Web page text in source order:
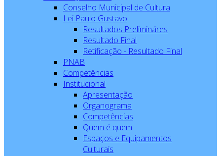
Conselho Municipal de Cultura
Lei Paulo Gustavo
Resultados Prelimináres
Resultado Final
Retificação - Resultado Final
PNAB
Competências
Institucional
Apresentação
Organograma
Competências
Quem é quem
Espaços e Equipamentos
Culturais